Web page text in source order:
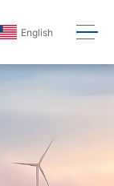
English